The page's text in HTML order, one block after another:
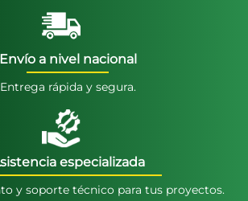
Envío a nivel nacional
Entrega rápida y segura.
especializada
y soporte técnico para tus proyectos.